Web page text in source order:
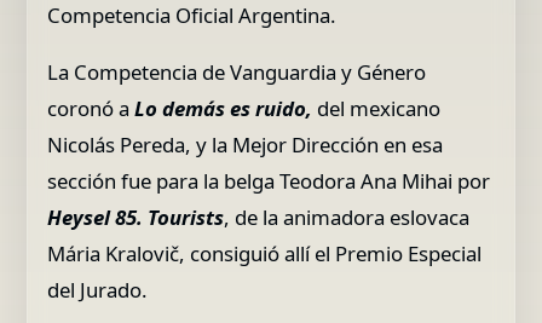
Competencia Oficial Argentina.
La Competencia de Vanguardia y Género
coronó aLo demás es ruido, del mexicano
Nicolás Pereda, y la Mejor Dirección en esa
sección fue para la belga Teodora Ana Mihai por
Heysel 85. Tourists, de la animadora eslovaca
Mária Kralovič, consiguió allí el Premio Especial
del Jurado.